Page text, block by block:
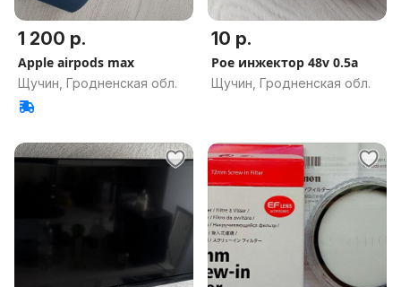
1 200 р.
Apple airpods max
Щучин, Гродненская обл.
10 р.
Poe инжектор 48v 0.5a
Щучин, Гродненская обл.